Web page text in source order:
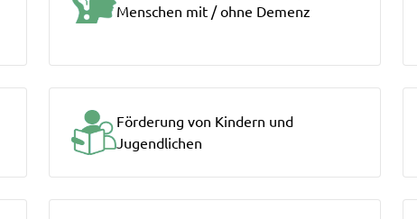
Menschen mit / ohne Demenz
Förderung von Kindern und
Jugendlichen